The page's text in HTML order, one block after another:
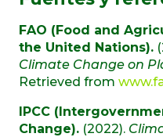
FAO (Food and
the United Nations).
Climate Change on
Retrieved from
IPCC
Change). (2022).